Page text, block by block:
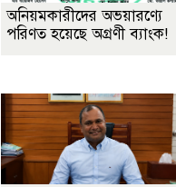
অনিয়মকারীদের অভয়ারণ্যে
পরিণত হয়েছে অগ্রণী ব্যাংক!